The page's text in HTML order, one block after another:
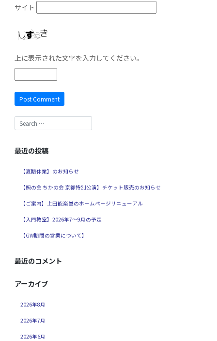
サイト
上に表示された文字を入力してください。
最近の投稿
【夏期休業】のお知らせ
【照の会 ちかの会 京都特別公演】チケット販売のお知らせ
【ご案内】上田能楽堂のホームページリニューアル
【入門教室】2026年7～9月の予定
【GW期間の営業について】
最近のコメント
アーカイブ
2026年8月
2026年7月
2026年6月